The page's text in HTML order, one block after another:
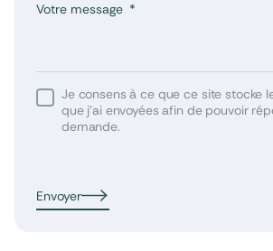
Votre message
Je consens à ce que ce site stocke
que j’ai envoyées afin de pouvoir
demande.
Envoyer